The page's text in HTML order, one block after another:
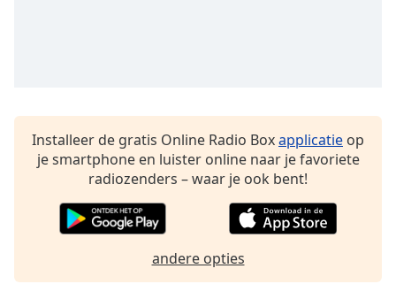
and
closeInstalleer de gratis Online Radio Boxapplicatie op
je smartphone en luister online naar je favoriete
radiozenders – waar je ook bent!
andere opties